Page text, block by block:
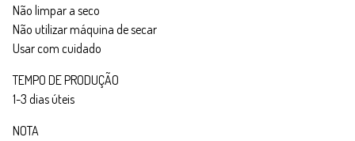
Não limpar a seco
Não utilizar máquina de secar
Usar com cuidado
TEMPO DE PRODUÇÃO
1-3 dias úteis
NOTA